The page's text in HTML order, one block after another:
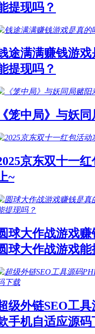
提现吗？
途满满赚钱游戏
提现吗？
《笼中局》与妖
京东双十一
~
球大作战游戏赚
球大作战游戏能
级外链SEO工
手机自适应源码